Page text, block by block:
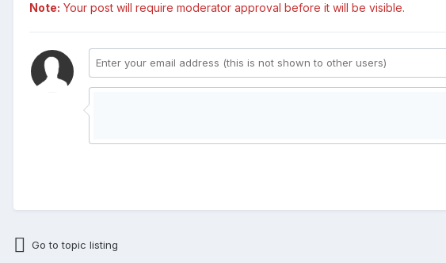
Note: Your post will require moderator approval before it will be visible.
Go to topic listing